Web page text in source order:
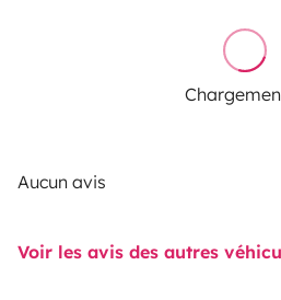
Aucun avis
Voir les avis des autres